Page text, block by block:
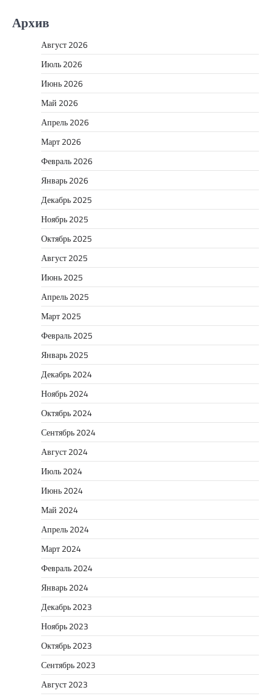
Архив
Август 2026
Июль 2026
Июнь 2026
Май 2026
Апрель 2026
Март 2026
Февраль 2026
Январь 2026
Декабрь 2025
Ноябрь 2025
Октябрь 2025
Август 2025
Июнь 2025
Апрель 2025
Март 2025
Февраль 2025
Январь 2025
Декабрь 2024
Ноябрь 2024
Октябрь 2024
Сентябрь 2024
Август 2024
Июль 2024
Июнь 2024
Май 2024
Апрель 2024
Март 2024
Февраль 2024
Январь 2024
Декабрь 2023
Ноябрь 2023
Октябрь 2023
Сентябрь 2023
Август 2023